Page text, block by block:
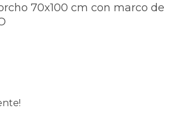
70x100 cm con marco de